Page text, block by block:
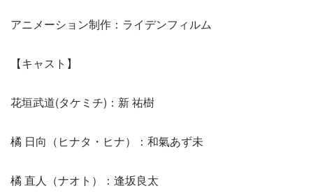
アニメーション制作：ライデンフィルム
【キャスト】
花垣武道(タケミチ)：新 祐樹
橘 日向（ヒナタ・ヒナ）：和氣あず未
橘 直人（ナオト）：逢坂良太